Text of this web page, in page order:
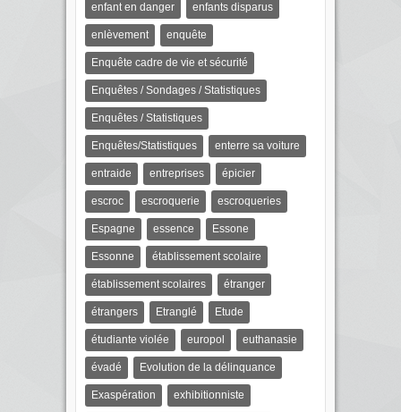
enfant en danger enfants disparus
enlèvement enquête
Enquête cadre de vie et sécurité
Enquêtes / Sondages / Statistiques
Enquêtes / Statistiques
Enquêtes/Statistiques enterre sa voiture
entraide entreprises épicier
escroc escroquerie escroqueries
Espagne essence Essone
Essonne établissement scolaire
établissement scolaires étranger
étrangers Etranglé Etude
étudiante violée europol euthanasie
évadé Evolution de la délinquance
Exaspération exhibitionniste